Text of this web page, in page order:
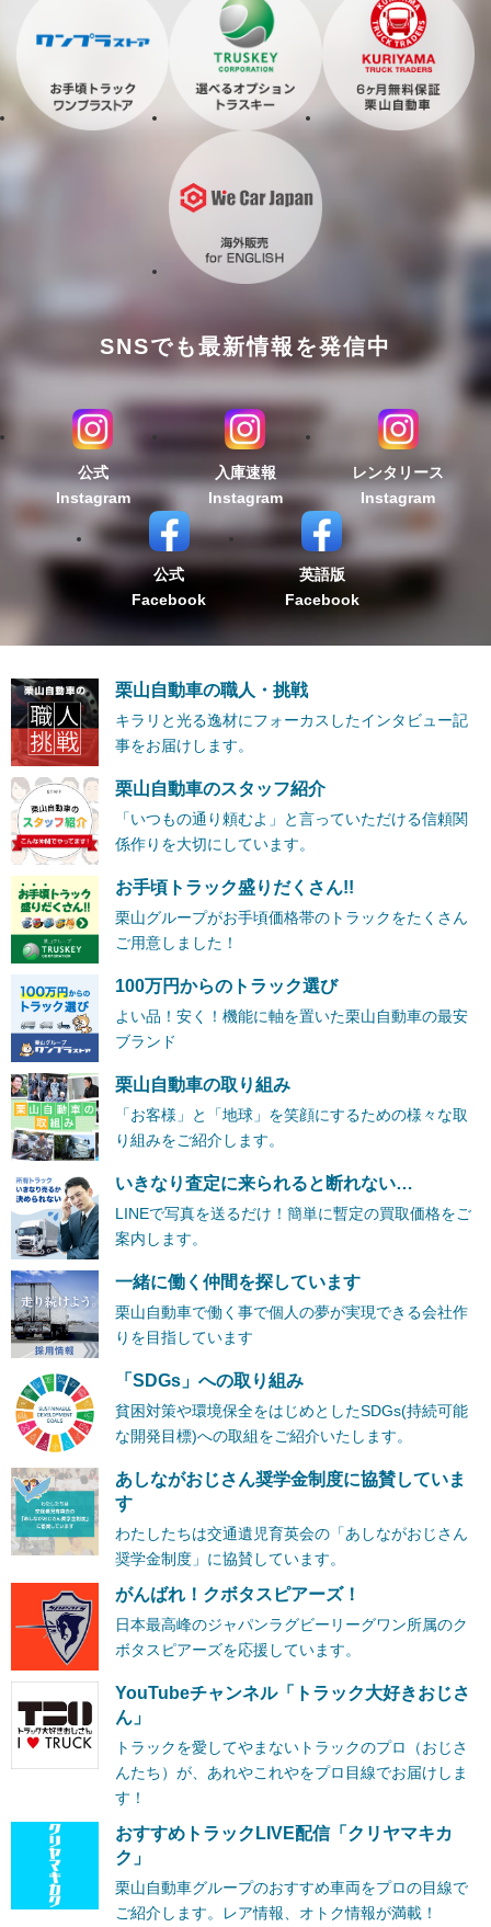
SNSでも最新情報を発信中
公式
Instagram
入庫速報
Instagram
レンタリース
Instagram
公式
Facebook
英語版
Facebook
栗山自動車の職人・挑戦
キラリと光る逸材にフォーカスしたインタビュー記
事をお届けします。
栗山自動車のスタッフ紹介
「いつもの通り頼むよ」と言っていただける信頼関
係作りを大切にしています。
お手頃トラック盛りだくさん!!
栗山グループがお手頃価格帯のトラックをたくさん
ご用意しました！
100万円からのトラック選び
よい品！安く！機能に軸を置いた栗山自動車の最安
ブランド
栗山自動車の取り組み
「お客様」と「地球」を笑顔にするための様々な取
り組みをご紹介します。
いきなり査定に来られると断れない…
LINEで写真を送るだけ！簡単に暫定の買取価格をご
案内します。
一緒に働く仲間を探しています
栗山自動車で働く事で個人の夢が実現できる会社作
りを目指しています
「SDGs」への取り組み
貧困対策や環境保全をはじめとしたSDGs(持続可能
な開発目標)への取組をご紹介いたします。
あしながおじさん奨学金制度に協賛していま
す
わたしたちは交通遺児育英会の「あしながおじさん
奨学金制度」に協賛しています。
がんばれ！クボタスピアーズ！
日本最高峰のジャパンラグビーリーグワン所属のク
ボタスピアーズを応援しています。
YouTubeチャンネル「トラック大好きおじさ
ん」
トラックを愛してやまないトラックのプロ（おじさ
んたち）が、あれやこれやをプロ目線でお届けしま
す！
おすすめトラックLIVE配信「クリヤマキカ
ク」
栗山自動車グループのおすすめ車両をプロの目線で
ご紹介します。レア情報、オトク情報が満載！